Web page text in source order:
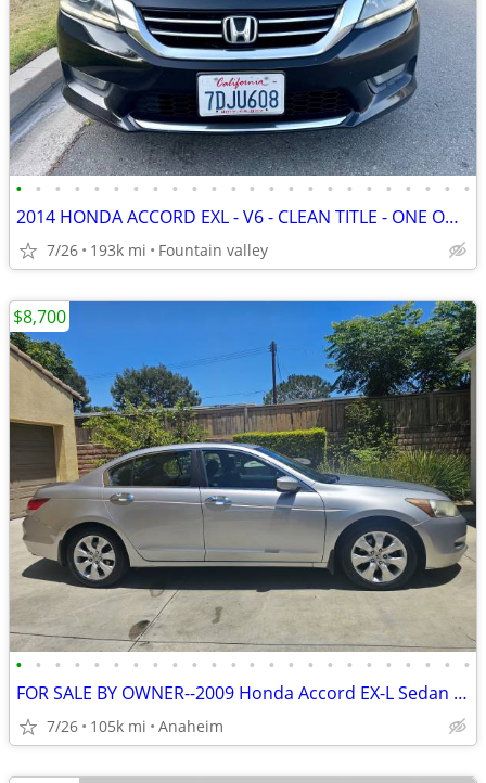
• • • • • • • • • • • • • • • • • • • • • • • •
2014 HONDA ACCORD EXL - V6 - CLEAN TITLE - ONE OWNER
7/26 193k mi Fountain valley
• • • • • • • • • • • • • • • • • • • • • • • •
FOR SALE BY OWNER--2009 Honda Accord EX-L Sedan V6 – Garage Kept
7/26 105k mi Anaheim
$8,700